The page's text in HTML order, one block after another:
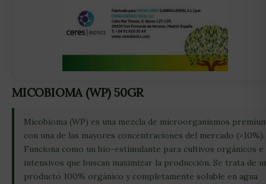
MICOBIOMA (WP) 50GR
Micobioma (WP) es una mezcla de microorganismos
con una de las mayores concentraciones del mercado (>10%).
Funciona como un bio-estimulante para cultivos orgánicos e
intensivos que buscan maximizar la producción. Se trata de
producto 100% orgánico y completamente soluble en agua